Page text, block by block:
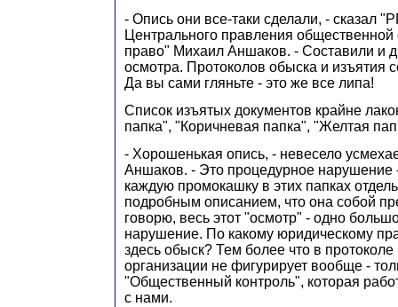
- Опись они все-таки сделали, - сказал
Центрального правления
право" Михаил Аншаков. - Составили и
осмотра. Протоколов обыска и изъятия
Да вы сами гляньте - это же все липа!
Список изъятых документов крайне
папка", "Коричневая папка", "Желтая
- Хорошенькая опись, - невесело
Аншаков. - Это процедурное
каждую промокашку в этих папках
подробным описанием, что она собой
говорю, весь этот "осмотр" - одно
нарушение. По какому юридическому
здесь обыск? Тем более что в
организации не фигурирует вообще -
"Общественный контроль", которая
с нами.